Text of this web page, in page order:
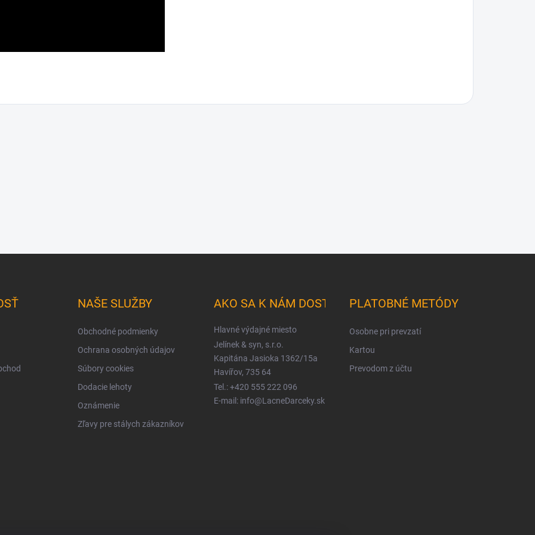
NAŠE SLUŽBY
Obchodné podmienky
Ochrana osobných údajov
Súbory cookies
Dodacie lehoty
Oznámenie
Zľavy pre stálych zákazníkov
AKO SA K NÁM DOSTANETE
Hlavné výdajné miesto
Jelínek & syn, s.r.o.
Kapitána Jasioka 1362/15a
Havířov, 735 64
Tel.: +420 555 222 096
E-mail: info@LacneDarceky.sk
PLATOBNÉ METÓDY
Osobne pri prevzatí
Kartou
Prevodom z účtu